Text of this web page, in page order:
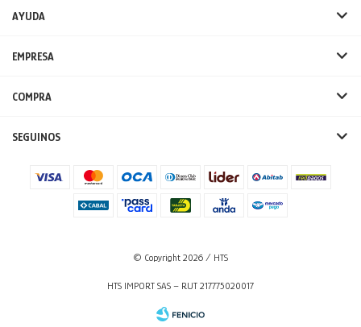
AYUDA
EMPRESA
COMPRA
SEGUINOS
© Copyright 2026 / HTS
HTS IMPORT SAS – RUT 217775020017